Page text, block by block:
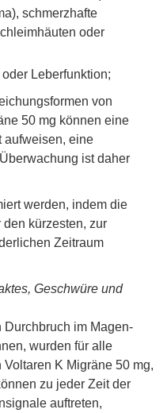
schmerzhafte
oder
Leberfunktion;
von
50 mg können eine
aufweisen, eine
ist daher
werden, indem die
kürzesten, zur
Zeitraum
Geschwüre und
Durchbruch im Magen-
wurden für alle
K Migräne 50 mg,
zu jeder Zeit der
auftreten,